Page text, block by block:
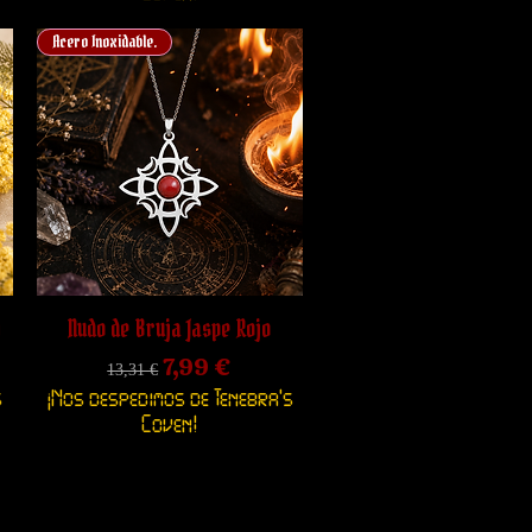
Acero Inoxidable.
Nudo de Bruja Jaspe Rojo
Precio
13,31 € Precio de oferta
7,99 €
¡Nos despedimos de Tenebra's
Coven!